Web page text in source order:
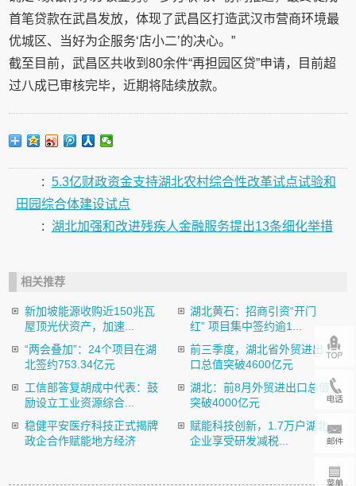
首笔贷款在武昌发放，体现了武昌区打造武汉市营商环境最
优城区、当好为企服务‘店小二’的决心。”
截至目前，武昌区共收到80余件“再担园区贷”申请，目前超
过八成已审核完毕，近期将陆续放款。
: 5.3亿财政资金支持湖北农村综合性改革试点试验和
田园综合体建设试点
: 湖北加强和改进残疾人金融服务提出13条细化举措
相关推荐
新加坡能源收购近150兆瓦
屋顶光伏资产，加速...
湖北黄石：招商引资“开门
红” 项目集中签约逾1...
“两会叠加”：24个项目在湖
北签约753.34亿元
前三季度，湖北省外贸进出
口总值突破4600亿元
工信部答复胡成中代表：鼓
励设立工业资源综合...
湖北：前8月外贸进出口总值
突破4000亿元
稳健平安医疗科技正式揭牌
政企合作赋能地方经济
赋能科技创新，1.7万户湖北
企业享受研发减税...